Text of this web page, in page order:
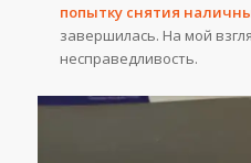
попытку снятия
завершилась. На мой
несправедливость.